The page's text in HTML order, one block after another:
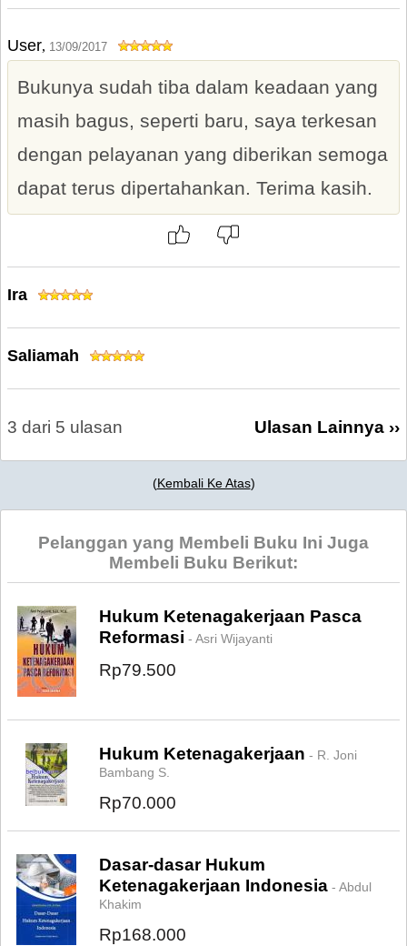
User, 13/09/2017
Bukunya sudah tiba dalam keadaan yang
masih bagus, seperti baru, saya terkesan
dengan pelayanan yang diberikan semoga
dapat terus dipertahankan. Terima kasih.
Ira
Saliamah
3 dari 5 ulasan Ulasan Lainnya ››
(Kembali Ke Atas)
Pelanggan yang Membeli Buku Ini Juga
Membeli Buku Berikut:
Hukum Ketenagakerjaan Pasca
Reformasi - Asri Wijayanti
Rp79.500
Hukum Ketenagakerjaan - R. Joni
Bambang S.
Rp70.000
Dasar-dasar Hukum
Ketenagakerjaan Indonesia - Abdul
Khakim
Rp168.000